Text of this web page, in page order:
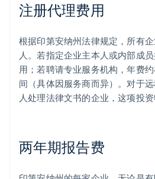
注册代理费用
根据印第安纳州法律规定，所有
人。若指定企业主本人或内部成
用；若聘请专业服务机构，年费
间（具体因服务商而异）。对于
人处理法律文书的企业，这项投资
两年期报告费